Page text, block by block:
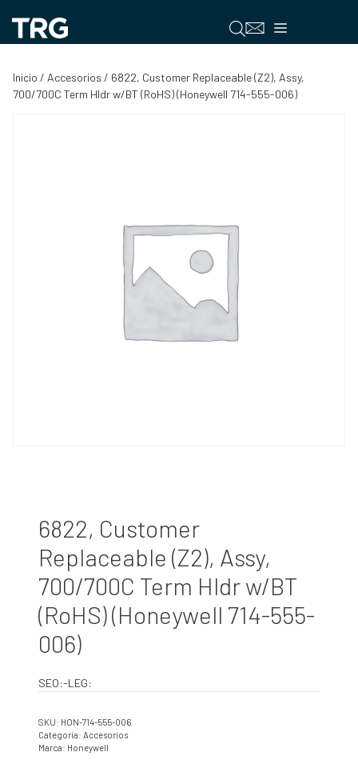
contenido
Menú
Inicio / Accesorios / 6822, Customer Replaceable (Z2), Assy,
700/700C Term Hldr w/BT (RoHS) (Honeywell 714-555-006)
6822, Customer
Replaceable (Z2), Assy,
700/700C Term Hldr w/BT
(RoHS) (Honeywell 714-555-
006)
SEO:-LEG:
SKU: HON-714-555-006
Categoría: Accesorios
Marca: Honeywell